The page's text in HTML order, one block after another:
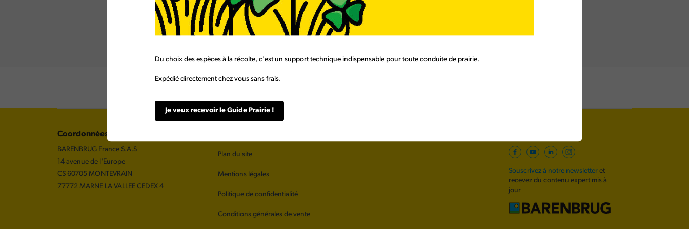
Coordonnées
BARENBRUG France S.A.S
14 avenue de l'Europe
CS 60705 MONTEVRAIN
77772 MARNE LA VALLEE CEDEX 4
Plan du site
Mentions légales
Politique de confidentialité
Conditions générales de vente
Souscrivez à notre newsletter et
recevez du contenu expert mis à
jour
Du choix des espèces à la récolte, c'est un support technique indispensable pour toute conduite de prairie.
Expédié directement chez vous sans frais.
Je veux recevoir le Guide Prairie !